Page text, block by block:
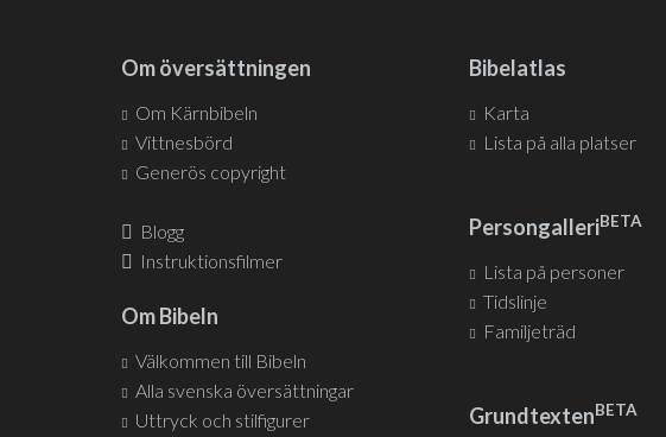
Om översättningen
Om Kärnbibeln
Vittnesbörd
Generös copyright
Blogg
Instruktionsfilmer
Om Bibeln
Välkommen till Bibeln
Alla svenska översättningar
Uttryck och stilfigurer
Bibelatlas
Karta
Lista på alla platser
PersongalleriBETA
Lista på personer
Tidslinje
Familjeträd
GrundtextenBETA